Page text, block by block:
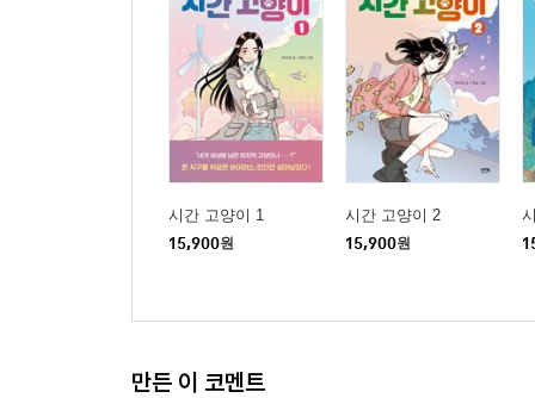
시간 고양이 1
15,900원
시간 고양이 2
15,900원
만든 이 코멘트